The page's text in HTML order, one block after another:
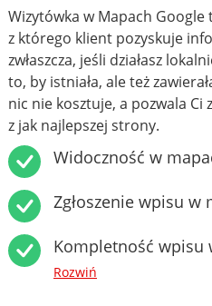
Wizytówka w Mapach
z którego klient pozyskuje
zwłaszcza, jeśli działasz
to, by istniała, ale też
nic nie kosztuje, a pozwala
z jak najlepszej strony.
Widoczność w
Zgłoszenie wpisu w
Kompletność wpisu
Rozwiń